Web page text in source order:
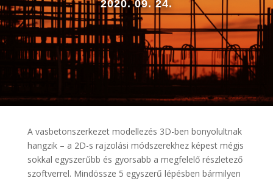
2020. 09. 24.
A vasbetonszerkezet modellezés 3D-ben bonyolultnak
hangzik – a 2D-s rajzolási módszerekhez képest mégis
sokkal egyszerűbb és gyorsabb a megfelelő részletező
szoftverrel. Mindössze 5 egyszerű lépésben bármilyen